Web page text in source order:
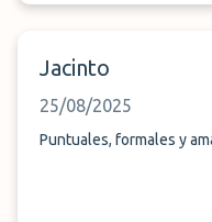
veículos). Acabei por
transporte até ao parque
Jacinto
25/08/2025
Puntuales, formales y